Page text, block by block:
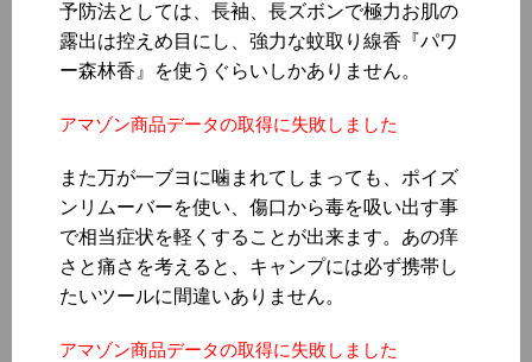
予防法としては、長袖、長ズボンで極力お肌の
露出は控えめ目にし、強力な蚊取り線香『パワ
ー森林香』を使うぐらいしかありません。
アマゾン商品データの取得に失敗しました
また万が一ブヨに噛まれてしまっても、ポイズ
ンリムーバーを使い、傷口から毒を吸い出す事
で相当症状を軽くすることが出来ます。あの痒
さと痛さを考えると、キャンプには必ず携帯し
たいツールに間違いありません。
アマゾン商品データの取得に失敗しました